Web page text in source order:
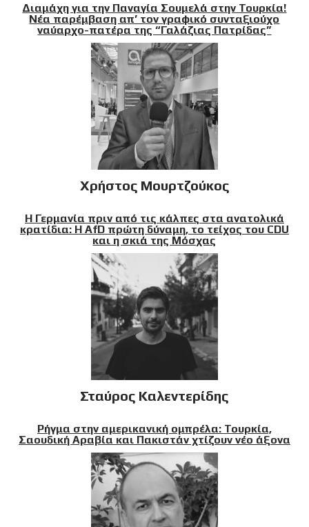
Διαμάχη για την Παναγία Σουμελά στην Τουρκία!
Νέα παρέμβαση απ’ τον γραφικό συνταξιούχο
ναύαρχο-πατέρα της “Γαλάζιας Πατρίδας”
Χρήστος Μουρτζούκος
Η Γερμανία πριν από τις κάλπες στα ανατολικά
κρατίδια: Η AfD πρώτη δύναμη, το τείχος του CDU
και η σκιά της Μόσχας
Σταύρος Καλεντερίδης
Ρήγμα στην αμερικανική ομπρέλα: Τουρκία,
Σαουδική Αραβία και Πακιστάν χτίζουν νέο άξονα